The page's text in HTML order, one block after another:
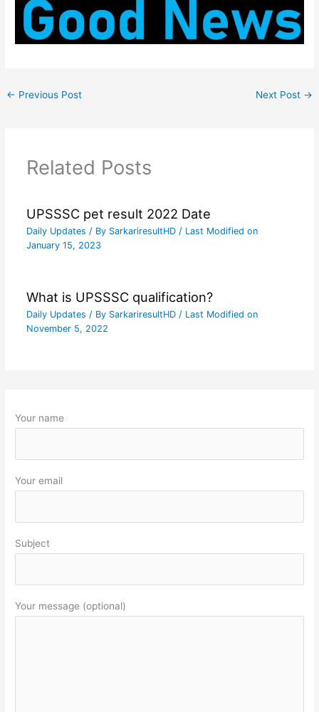
← Previous Post Next Post →
Related Posts
UPSSSC pet result 2022 Date
Daily Updates / By SarkariresultHD / Last Modified on
January 15, 2023
What is UPSSSC qualification?
Daily Updates / By SarkariresultHD / Last Modified on
November 5, 2022
Your name
Your email
Subject
Your message (optional)